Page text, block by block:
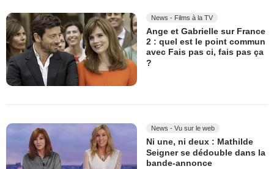
News - Films à la TV
Ange et Gabrielle sur France
2 : quel est le point commun
avec Fais pas ci, fais pas ça
?
News - Vu sur le web
Ni une, ni deux : Mathilde
Seigner se dédouble dans la
bande-annonce